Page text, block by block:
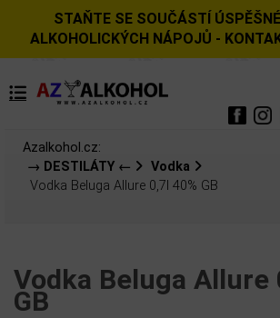
STAŇTE SE SOUČÁSTÍ
ALKOHOLICKÝCH NÁPOJŮ -
Azalkohol.cz:
→ DESTILÁTY ←
Vodka
Vodka Beluga Allure 0,7l 40% GB
Vodka Beluga Allure
GB